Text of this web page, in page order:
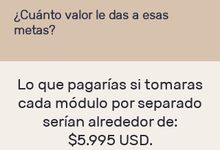
¿Cuánto valor le das a esas
metas?
Lo que pagarías si tomaras
cada módulo por separado
serían alrededor de:
$5.995 USD.